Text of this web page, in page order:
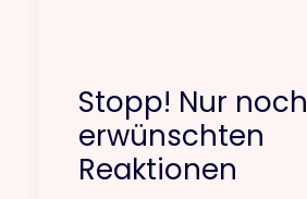
Stopp! Nur noch
erwünschten
Reaktionen